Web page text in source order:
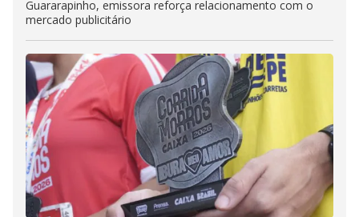
Guararapinho, emissora reforça relacionamento com o
mercado publicitário